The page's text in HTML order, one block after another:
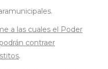
a las cuales el Poder
contraer
.